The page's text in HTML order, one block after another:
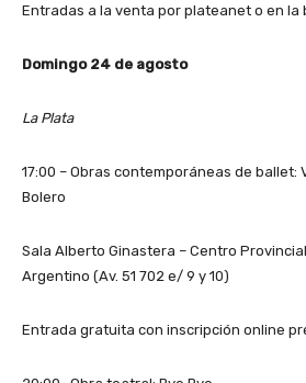
Entradas a la venta por plateanet o en
Domingo 24 de agosto
La Plata
17:00 – Obras contemporáneas de ballet:
Bolero
Sala Alberto Ginastera – Centro
Argentino (Av. 51 702 e/ 9 y 10)
Entrada gratuita con inscripción online